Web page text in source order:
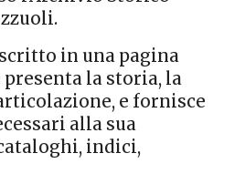
in una pagina
presenta la storia, la
e fornisce
alla sua
indici,